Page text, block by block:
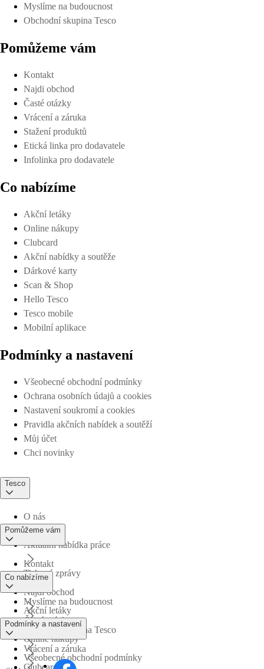
Myslíme na budoucnost
Obchodní skupina Tesco
Pomůžeme vám
Kontakt
Najdi obchod
Časté otázky
Vrácení a záruka
Stažení produktů
Etická linka pro dodavatele
Infolinka pro dodavatele
Co nabízíme
Akční letáky
Online nákupy
Clubcard
Akční nabídky a soutěže
Dárkové karty
Scan & Shop
Hello Tesco
Tesco mobile
Mobilní aplikace
Podmínky a nastavení
Všeobecné obchodní podmínky
Ochrana osobních údajů a cookies
Nastavení soukromí a cookies
Pravidla akčních nabídek a soutěží
Můj účet
Chci novinky
Tesco
O nás
Aktuální nabídka práce
Tiskové zprávy
Myslíme na budoucnost
Obchodní skupina Tesco
Pomůžeme vám
Kontakt
Najdi obchod
Časté otázky
Vrácení a záruka
Co nabízíme
Akční letáky
Online nákupy
Podmínky a nastavení
Všeobecné obchodní podmínky